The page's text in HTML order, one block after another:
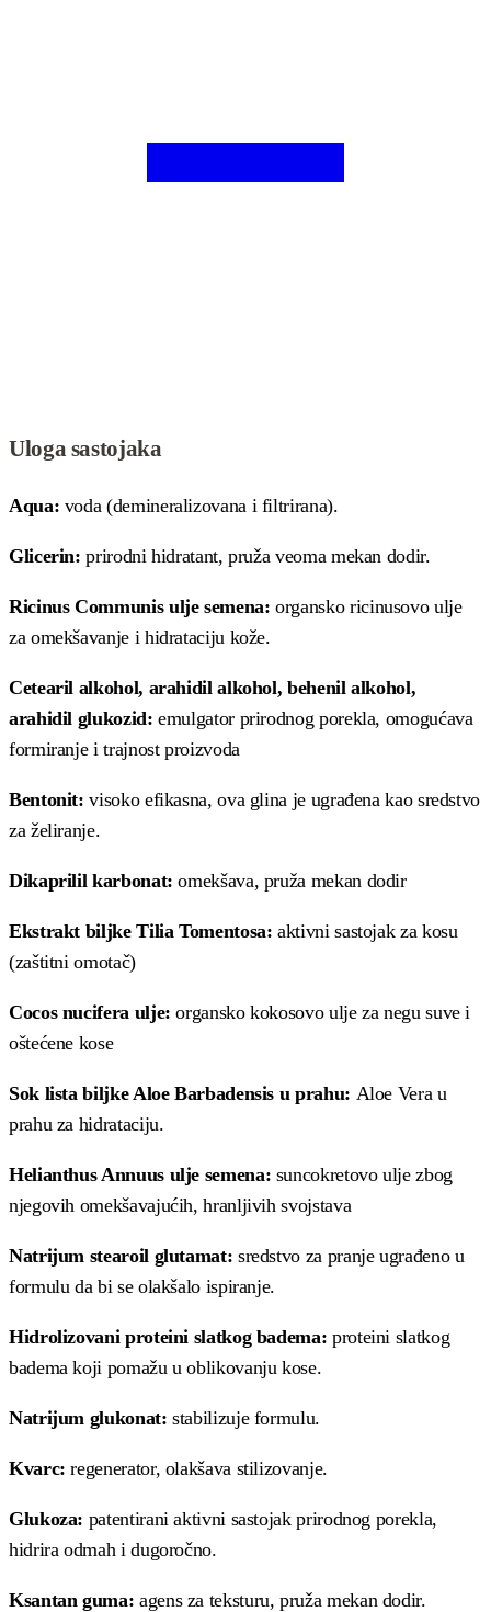
Uloga sastojaka
Aqua: voda (demineralizovana i filtrirana).
Glicerin: prirodni hidratant, pruža veoma mekan dodir.
Ricinus Communis ulje semena: organsko ricinusovo ulje
za omekšavanje i hidrataciju kože.
Cetearil alkohol, arahidil alkohol, behenil alkohol,
arahidil glukozid:emulgator prirodnog porekla, omogućava
formiranje i trajnost proizvoda
Bentonit:visoko efikasna, ova glina je ugrađena kao sredstvo
za želiranje.
Dikaprilil karbonat:omekšava, pruža mekan dodir
Ekstrakt biljke Tilia Tomentosa: aktivni sastojak za kosu
(zaštitni omotač)
Cocos nucifera ulje:organsko kokosovo ulje za negu suve i
oštećene kose
Sok lista biljke Aloe Barbadensis u prahu: Aloe Vera u
prahu za hidrataciju.
Helianthus Annuus ulje semena: suncokretovo ulje zbog
njegovih omekšavajućih, hranljivih svojstava
Natrijum stearoil glutamat: sredstvo za pranje ugrađeno u
formulu da bi se olakšalo ispiranje.
Hidrolizovani proteini slatkog badema: proteini slatkog
badema koji pomažu u oblikovanju kose.
Natrijum glukonat: stabilizuje formulu.
Kvarc:regenerator, olakšava stilizovanje.
Glukoza: patentirani aktivni sastojak prirodnog porekla,
hidrira odmah i dugoročno.
Ksantan guma: agens za teksturu, pruža mekan dodir.